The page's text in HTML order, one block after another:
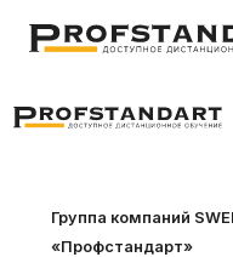
Skip to content
Группа компаний
«Профстандарт»